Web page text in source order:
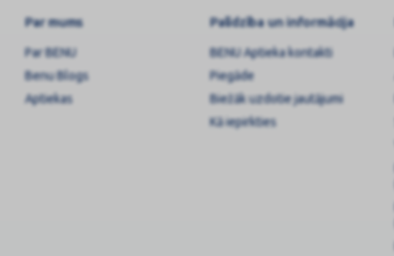
Par mums
Par BENU
Benu Blogs
Aptiekas
Palīdzība un informācija
BENU Aptieka kontakti
Piegāde
Biežāk uzdotie jautājumi
Kā iepirkties